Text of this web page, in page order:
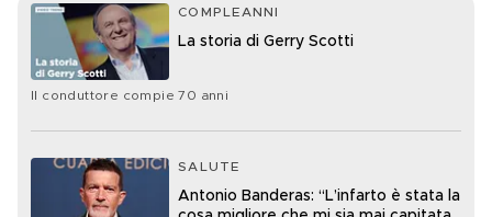
COMPLEANNI
La storia di Gerry Scotti
Il conduttore compie 70 anni
SALUTE
Antonio Banderas: “L’infarto è stata la